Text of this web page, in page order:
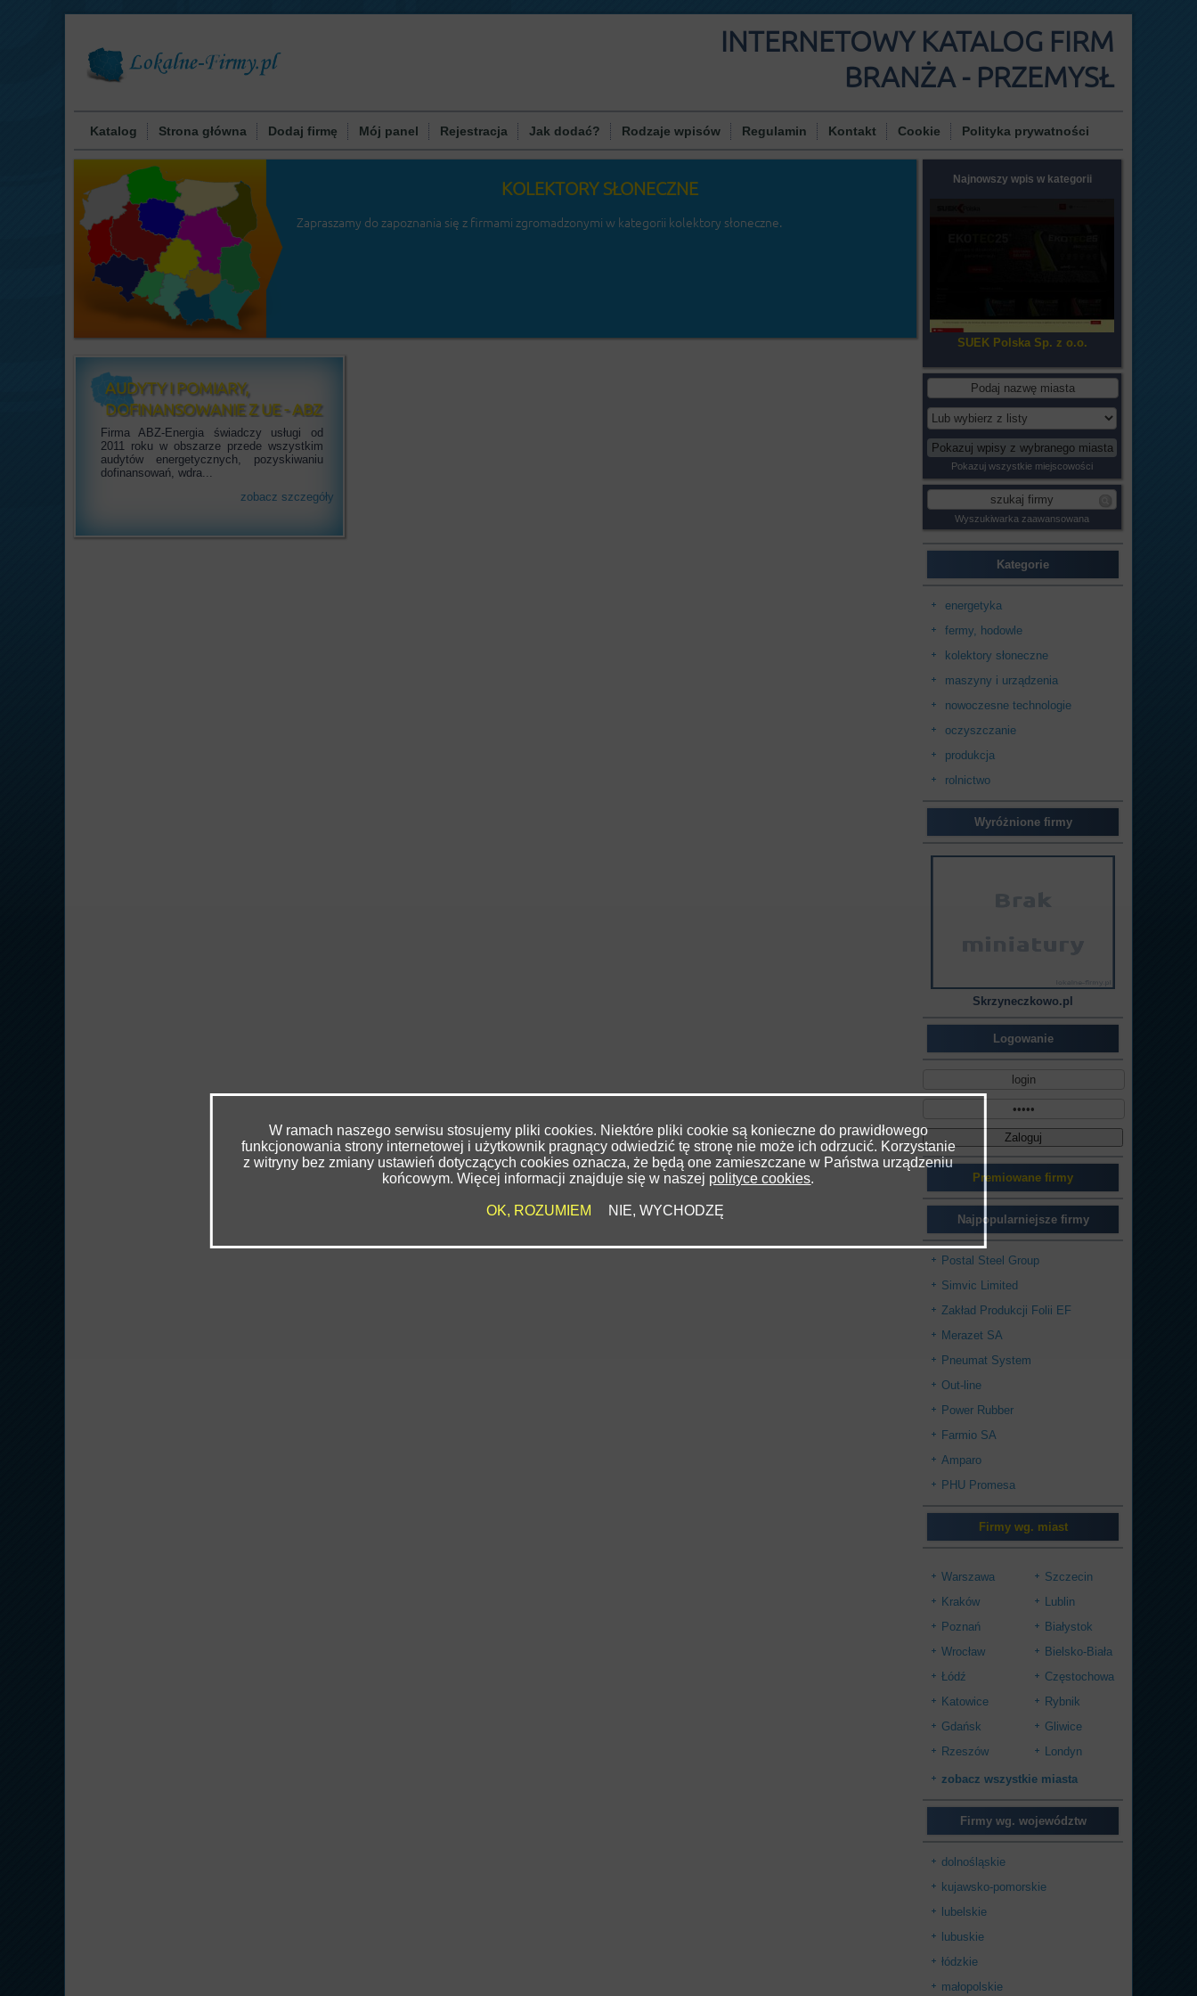
INTERNETOWY KATALOG FIRM
BRANŻA - PRZEMYSŁ
Katalog Strona główna Dodaj firmę Mój panel Rejestracja Jak dodać? Rodzaje wpisów Regulamin Kontakt Cookie Polityka prywatności
KOLEKTORY SŁONECZNE
Zapraszamy do zapoznania się z firmami zgromadzonymi w kategorii kolektory słoneczne.
AUDYTY I POMIARY,
DOFINANSOWANIE Z UE - ABZ
ENERGIA
Firma ABZ-Energia świadczy usługi od
2011 roku w obszarze przede wszystkim
audytów energetycznych, pozyskiwaniu
dofinansowań, wdra...
zobacz szczegóły
Najnowszy wpis w kategorii
SUEK Polska Sp. z o.o.
Pokazuj wszystkie miejscowości
Wyszukiwarka zaawansowana
Kategorie
energetyka
fermy, hodowle
kolektory słoneczne
maszyny i urządzenia
nowoczesne technologie
oczyszczanie
produkcja
rolnictwo
Wyróżnione firmy
Skrzyneczkowo.pl
Logowanie
Premiowane firmy
Najpopularniejsze firmy
Postal Steel Group
Simvic Limited
Zakład Produkcji Folii EF
Merazet SA
Pneumat System
Out-line
Power Rubber
Farmio SA
Amparo
PHU Promesa
Firmy wg. miast
Warszawa
Kraków
Poznań
Wrocław
Łódź
Katowice
Gdańsk
Rzeszów
Szczecin
Lublin
Białystok
Bielsko-Biała
Częstochowa
Rybnik
Gliwice
Londyn
zobacz wszystkie miasta
Firmy wg. województw
dolnośląskie
kujawsko-pomorskie
lubelskie
lubuskie
łódzkie
małopolskie
W ramach naszego serwisu stosujemy pliki cookies. Niektóre pliki cookie są konieczne do prawidłowego
funkcjonowania strony internetowej i użytkownik pragnący odwiedzić tę stronę nie może ich odrzucić. Korzystanie
z witryny bez zmiany ustawień dotyczących cookies oznacza, że będą one zamieszczane w Państwa urządzeniu
końcowym. Więcej informacji znajduje się w naszej polityce cookies.
OK, ROZUMIEM NIE, WYCHODZĘ